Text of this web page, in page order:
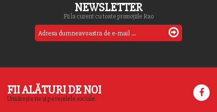
NEWSLETTER
Fii la curent cu toate promoțiile Rao
FII ALĂTURI DE NOI
Urmărește-ne și pe rețelele sociale.